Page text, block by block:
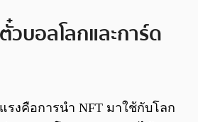
วบอลโลกและการ์ด
รงคือการนำ NFT มาใช้กับโลก